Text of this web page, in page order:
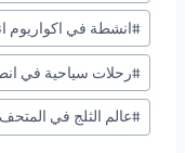
#انشطة في اكواريوم
#رحلات سياحية في
#عالم الثلج في المتحف